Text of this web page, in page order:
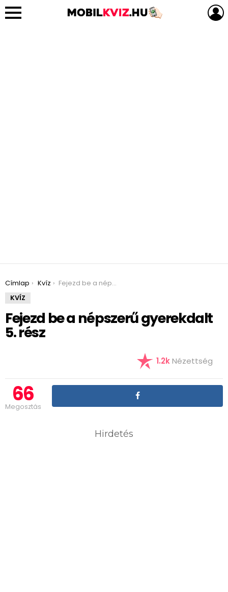
You are here:
Címlap Kvíz
Fejezd be a népszerű gyerekdalt 5. rész
KVÍZ
Fejezd be a népszerű gyerekdalt
5. rész
1.2kNézettség
66
Megosztás
Hirdetés